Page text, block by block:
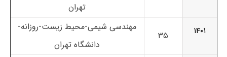
تهران
۱۴۰۱
۳۵
مهندسی شیمی-محیط زیست-روزانه-
دانشگاه تهران